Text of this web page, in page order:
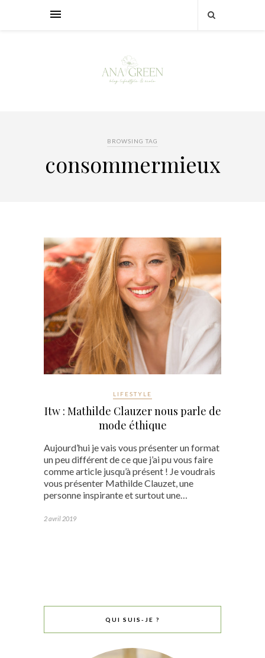
BROWSING TAG
consommermieux
LIFESTYLE
Itw : Mathilde Clauzer nous parle de
mode éthique
Aujourd’hui je vais vous présenter un format
un peu différent de ce que j’ai pu vous faire
comme article jusqu’à présent ! Je voudrais
vous présenter Mathilde Clauzet, une
personne inspirante et surtout une…
2 avril 2019
QUI SUIS-JE ?